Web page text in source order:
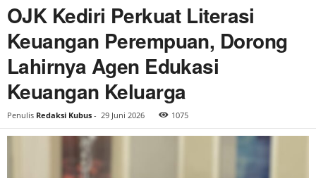
OJK Kediri Perkuat Literasi
Keuangan Perempuan, Dorong
Lahirnya Agen Edukasi
Keuangan Keluarga
Penulis Redaksi Kubus - 29 Juni 2026 1075